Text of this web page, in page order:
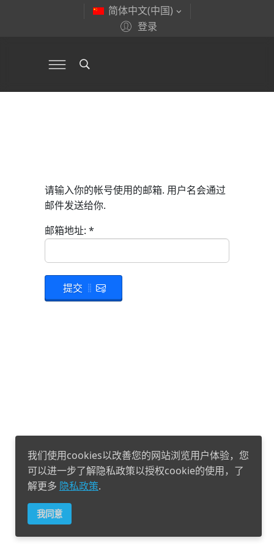
简体中文(中国)
登录
请输入你的帐号使用的邮箱. 用户名会通过
邮件发送给你.
邮箱地址: *
提交
我们使用cookies以改善您的网站浏览用户体验，您
可以进一步了解隐私政策以授权cookie的使用，了
解更多 隐私政策.
我同意